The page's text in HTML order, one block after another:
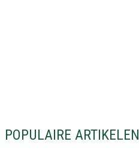
POPULAIRE ARTIKELEN